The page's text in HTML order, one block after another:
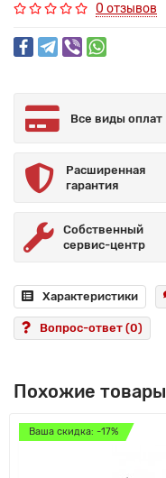
0 отзывов
Все виды оплат
Расширенная
гарантия
Собственный
сервис-центр
Характеристики
Вопрос-ответ (0)
Похожие товары
Ваша скидка: -17%